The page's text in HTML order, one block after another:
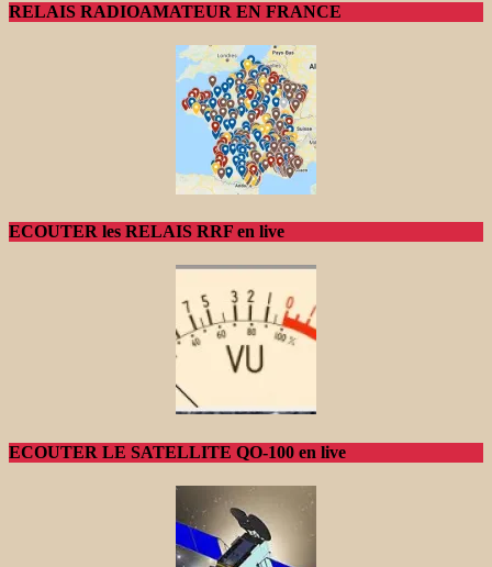
RELAIS RADIOAMATEUR EN FRANCE
ECOUTER les RELAIS RRF en live
ECOUTER LE SATELLITE QO-100 en live